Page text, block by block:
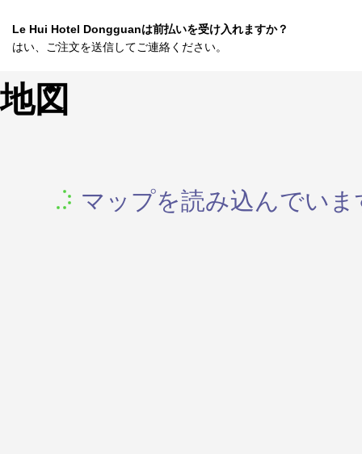
Le Hui Hotel Dongguanは前払いを受け入れますか？
はい、ご注文を送信してご連絡ください。
地図
マップを読み込んでいま